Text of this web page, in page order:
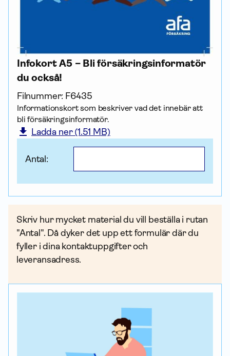
Infokort A5 – Bli försäkrings­informatör
du också!
Filnummer: F6435
Informationskort som beskriver vad det innebär att
bli försäkrings­informatör.
Ladda ner (1.51 MB)
Antal:
Skriv hur mycket material du vill beställa i rutan
"Antal". Då dyker det upp ett formulär där du
fyller i dina kontakt­uppgifter och
leveransadress.